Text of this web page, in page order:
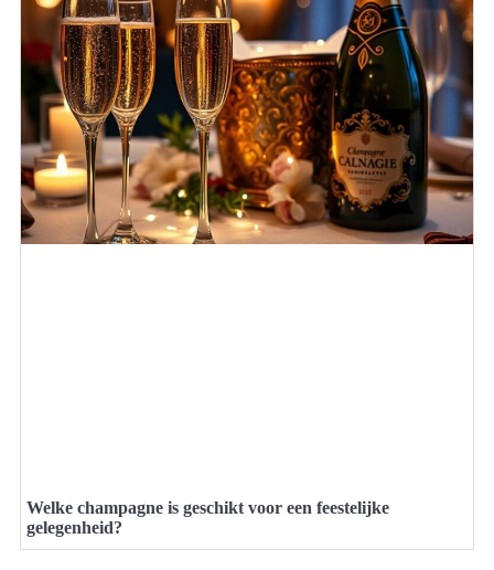
Welke champagne is geschikt voor een feestelijke
gelegenheid?